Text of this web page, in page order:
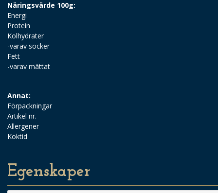
Näringsvärde 100g:
Energi
Protein
Kolhydrater
-varav socker
Fett
-varav mättat
Annat:
Förpackningar
Artikel nr.
Allergener
Koktid
Egenskaper